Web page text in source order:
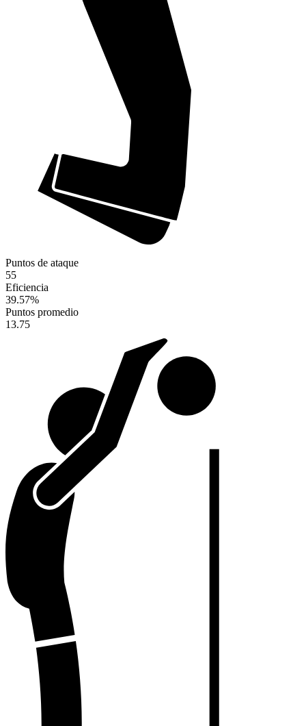
Puntos de ataque
55
Eficiencia
39.57%
Puntos promedio
13.75